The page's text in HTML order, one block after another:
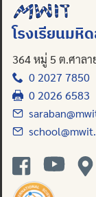
โรงเรียนม
364 หมู่ 5 ต.ศาล
0 2027 7850
0 2026 6583